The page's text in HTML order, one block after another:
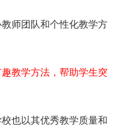
师团队和个性化教学方
教学方法，帮助学生突
也以其优秀教学质量和